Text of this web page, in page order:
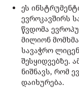
ეს
ევროკავშირს
წვდომა
მილიონ
სავაჭრო
შესყიდვებზე.
ნიშნავს, რომ
დაიხურება.